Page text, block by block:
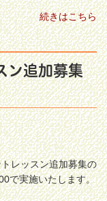
続きはこちら
ン追加募集
レッスン追加募集の
で実施いたします。